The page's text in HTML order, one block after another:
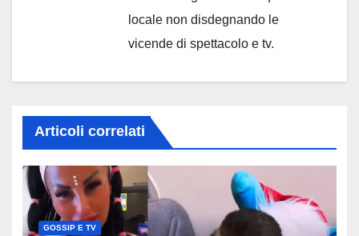
locale non disdegnando le
vicende di spettacolo e tv.
Articoli correlati
GOSSIP E TV